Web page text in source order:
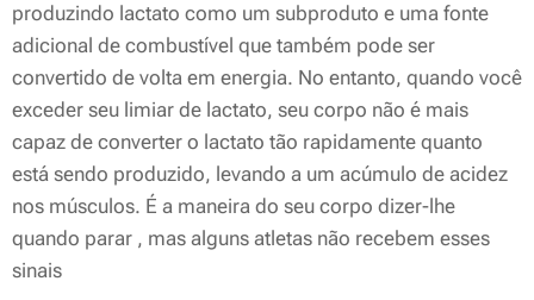
produzindo lactato como um subproduto e uma fonte
adicional de combustível que também pode ser
convertido de volta em energia. No entanto, quando você
exceder seu limiar de lactato, seu corpo não é mais
capaz de converter o lactato tão rapidamente quanto
está sendo produzido, levando a um acúmulo de acidez
nos músculos. É a maneira do seu corpo dizer-lhe
quando parar , mas alguns atletas não recebem esses
sinais